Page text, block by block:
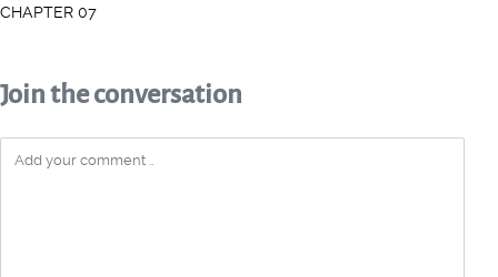
CHAPTER 07
Join the conversation